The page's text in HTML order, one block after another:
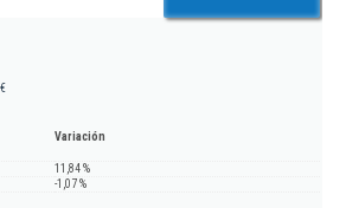
Variación
11,84 %
-1,07 %